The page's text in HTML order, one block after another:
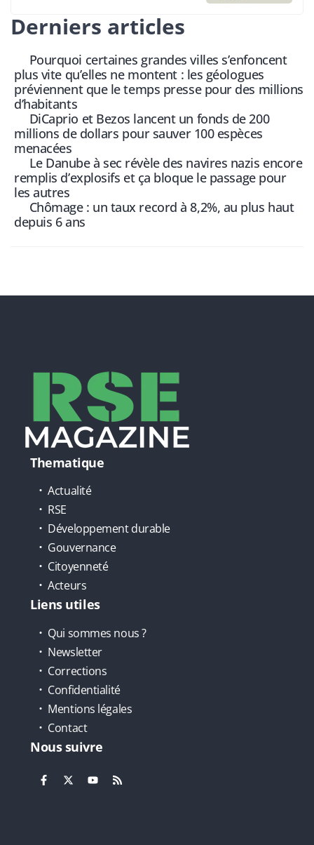
Derniers articles
Pourquoi certaines grandes villes s’enfoncent
plus vite qu’elles ne montent : les géologues
préviennent que le temps presse pour des millions
d’habitants
DiCaprio et Bezos lancent un fonds de 200
millions de dollars pour sauver 100 espèces
menacées
Le Danube à sec révèle des navires nazis encore
remplis d’explosifs et ça bloque le passage pour
les autres
Chômage : un taux record à 8,2%, au plus haut
depuis 6 ans
Thematique
Actualité
RSE
Développement durable
Gouvernance
Citoyenneté
Acteurs
Liens utiles
Qui sommes nous ?
Newsletter
Corrections
Confidentialité
Mentions légales
Contact
Nous suivre